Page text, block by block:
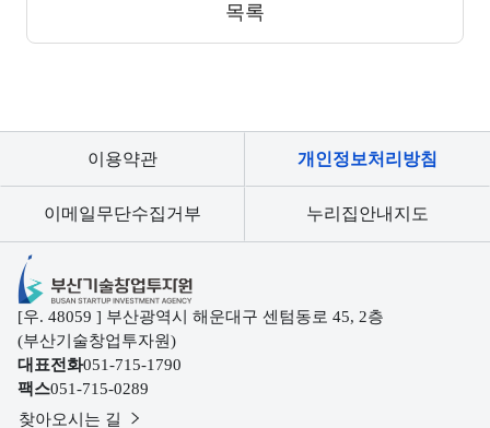
목록
이용약관 개인정보처리방침
이메일무단수집거부 누리집안내지도
부산기술창업투자원
[우. 48059 ] 부산광역시 해운대구 센텀동로 45, 2층
(부산기술창업투자원)
대표전화051-715-1790
팩스051-715-0289
찾아오시는 길